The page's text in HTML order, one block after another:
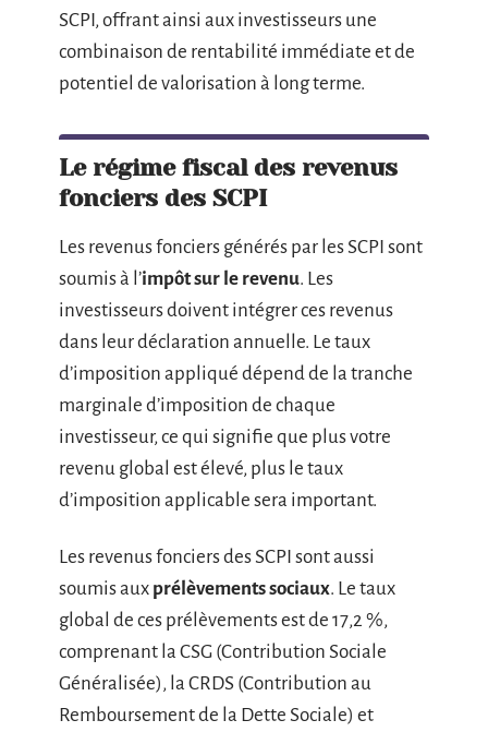
SCPI, offrant ainsi aux investisseurs une
combinaison de rentabilité immédiate et de
potentiel de valorisation à long terme.
Le régime fiscal des revenus
fonciers des SCPI
Les revenus fonciers générés par les SCPI sont
soumis à l’impôt sur le revenu. Les
investisseurs doivent intégrer ces revenus
dans leur déclaration annuelle. Le taux
d’imposition appliqué dépend de la tranche
marginale d’imposition de chaque
investisseur, ce qui signifie que plus votre
revenu global est élevé, plus le taux
d’imposition applicable sera important.
Les revenus fonciers des SCPI sont aussi
soumis aux prélèvements sociaux. Le taux
global de ces prélèvements est de 17,2 %,
comprenant la CSG (Contribution Sociale
Généralisée), la CRDS (Contribution au
Remboursement de la Dette Sociale) et